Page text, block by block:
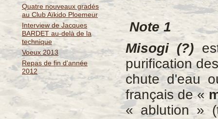
Quatre nouveaux gradés
au Club Aïkido Ploemeur
Interview de Jacques
BARDET au-delà de la
technique
Voeux 2013
Repas de fin d'année
2012
Note 1
Misogi (?)
purification
chute d'eau
français de «
« ablution »